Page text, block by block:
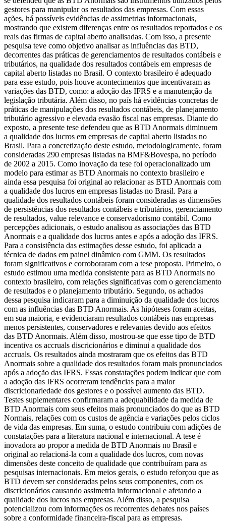
gestores para manipular os resultados das empresas. Com essas
ações, há possíveis evidências de assimetrias informacionais,
mostrando que existem diferenças entre os resultados reportados e os
reais das firmas de capital aberto analisadas. Com isso, a presente
pesquisa teve como objetivo analisar as influências das BTD,
decorrentes das práticas de gerenciamentos de resultados contábeis e
tributários, na qualidade dos resultados contábeis em empresas de
capital aberto listadas no Brasil. O contexto brasileiro é adequado
para esse estudo, pois houve acontecimentos que incentivaram as
variações das BTD, como: a adoção das IFRS e a manutenção da
legislação tributária. Além disso, no país há evidências concretas de
práticas de manipulações dos resultados contábeis, de planejamento
tributário agressivo e elevada evasão fiscal nas empresas. Diante do
exposto, a presente tese defendeu que as BTD Anormais diminuem
a qualidade dos lucros em empresas de capital aberto listadas no
Brasil. Para a concretização deste estudo, metodologicamente, foram
consideradas 290 empresas listadas na BMF&Bovespa, no período
de 2002 a 2015. Como inovação da tese foi operacionalizado um
modelo para estimar as BTD Anormais no contexto brasileiro e
ainda essa pesquisa foi original ao relacionar as BTD Anormais com
a qualidade dos lucros em empresas listadas no Brasil. Para a
qualidade dos resultados contábeis foram consideradas as dimensões
de persistências dos resultados contábeis e tributários, gerenciamento
de resultados, value relevance e conservadorismo contábil. Como
percepções adicionais, o estudo analisou as associações das BTD
Anormais e a qualidade dos lucros antes e após a adoção das IFRS.
Para a consistência das estimações desse estudo, foi aplicada a
técnica de dados em painel dinâmico com GMM. Os resultados
foram significativos e corroboraram com a tese proposta. Primeiro, o
estudo estimou uma medida consistente para as BTD Anormais no
contexto brasileiro, com relações significativas com o gerenciamento
de resultados e o planejamento tributário. Segundo, os achados
dessa pesquisa indicaram para a diminuição da qualidade dos lucros
com as influências das BTD Anormais. As hipóteses foram aceitas,
em sua maioria, e evidenciaram resultados contábeis nas empresas
menos persistentes, conservadores e relevantes devido aos efeitos
das BTD Anormais. Além disso, mostrou-se que esse tipo de BTD
incentiva os accruals discricionários e diminui a qualidade dos
accruals. Os resultados ainda mostraram que os efeitos das BTD
Anormais sobre a qualidade dos resultados foram mais pronunciados
após a adoção das IFRS. Essas constatações podem indicar que com
a adoção das IFRS ocorreram tendências para a maior
discricionariedade dos gestores e o possível aumento das BTD.
Testes suplementares confirmaram a adequabilidade da medida de
BTD Anormais com seus efeitos mais pronunciados do que as BTD
Normais, relações com os custos de agência e variações pelos ciclos
de vida das empresas. Em suma, o estudo contribuiu com adições de
constatações para a literatura nacional e internacional. A tese é
inovadora ao propor a medida de BTD Anormais no Brasil e
original ao relacioná-la com a qualidade dos lucros, com novas
dimensões deste conceito de qualidade que contribuíram para as
pesquisas internacionais. Em meios gerais, o estudo reforçou que as
BTD devem ser consideradas pelos seus componentes, com os
discricionários causando assimetria informacional e afetando a
qualidade dos lucros nas empresas. Além disso, a pesquisa
potencializou com informações os recorrentes debates nos países
sobre a conformidade financeira-fiscal para as empresas.